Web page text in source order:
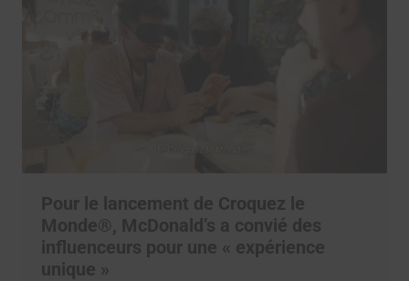
Pour le lancement de Croquez le
Monde®, McDonald’s a convié des
influenceurs pour une « expérience
unique »